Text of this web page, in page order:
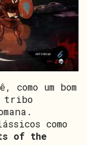
como um bom
tribo
como
of the